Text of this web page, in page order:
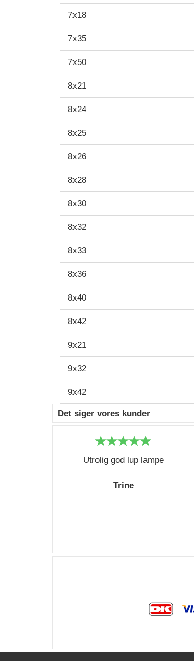
7x18
7x35
7x50
8x21
8x24
8x25
8x26
8x28
8x30
8x32
8x33
8x36
8x40
8x42
9x21
9x32
9x42
Det siger vores kunder
Utrolig god lup lampe
Trine